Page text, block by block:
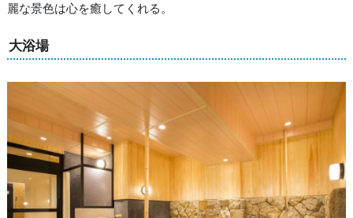
麗な景色は心を癒してくれる。
大浴場